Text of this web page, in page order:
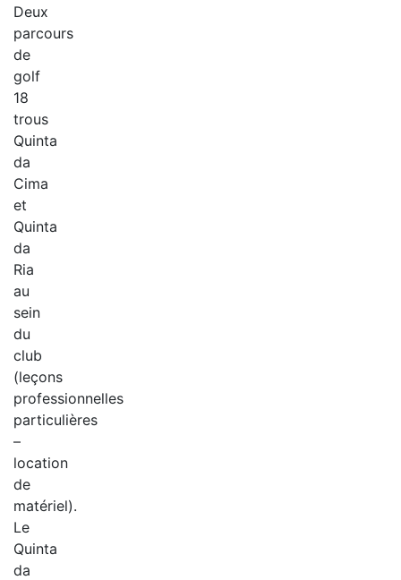
Deux
parcours
de
golf
18
trous
Quinta
da
Cima
et
Quinta
da
Ria
au
sein
du
club
(leçons
professionnelles
particulières
–
location
de
matériel).
Le
Quinta
da